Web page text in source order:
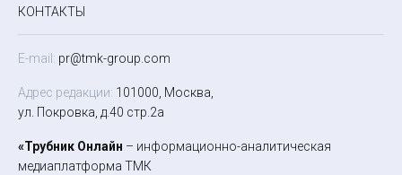
КОНТАКТЫ
E-mail: pr@tmk-group.com
Адрес редакции: 101000, Москва,
ул. Покровка, д.40 стр.2а
«Трубник Онлайн – информационно-аналитическая
медиаплатформа ТМК